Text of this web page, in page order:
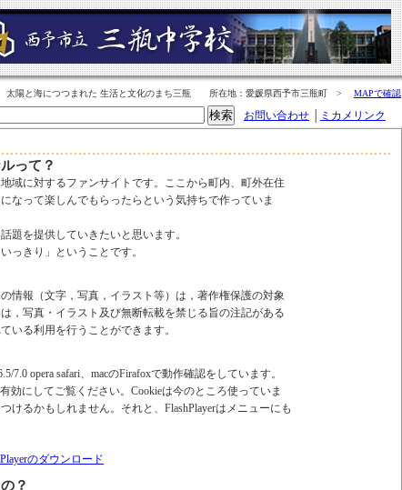
太陽と海につつまれた 生活と文化のまち三瓶 所在地：愛媛県西予市三瓶町 > MAPで確認
お問い合わせ ミカメリンク
って？
域に対するファンサイトです。ここから町内、町外在住
なって楽しんでもらったらという気持ちで作っていま
題を提供していきたいと思います。
っきり」ということです。
情報（文字，写真，イラスト等）は，著作権保護の対象
，写真・イラスト及び無断転載を禁じる旨の注記がある
いる利用を行うことができます。
7.0 opera safari、macのFirafoxで動作確認をしています。
効にしてご覧ください。Cookieは今のところ使っていま
けるかもしれません。それと、FlashPlayerはメニューにも
のダウンロード
？